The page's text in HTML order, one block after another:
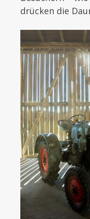
drücken die